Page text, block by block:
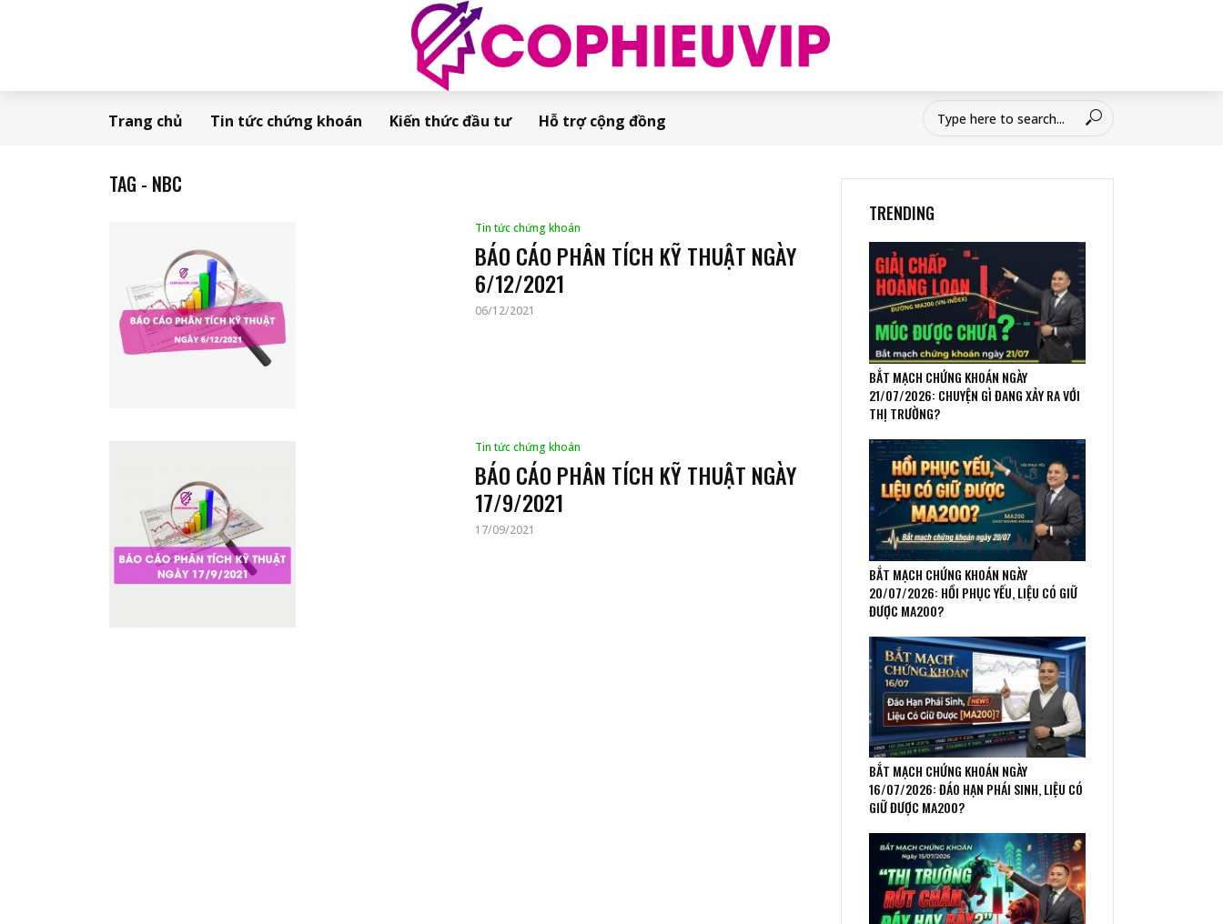
Trang chủ Tin tức chứng khoán Kiến thức đầu tư Hỗ trợ cộng đồng
TAG - NBC
Tin tức chứng khoán
BÁO CÁO PHÂN TÍCH KỸ THUẬT NGÀY
6/12/2021
06/12/2021
Tin tức chứng khoán
BÁO CÁO PHÂN TÍCH KỸ THUẬT NGÀY
17/9/2021
17/09/2021
TRENDING
BẮT MẠCH CHỨNG KHOÁN NGÀY
21/07/2026: CHUYỆN GÌ ĐANG XẢY RA VỚI
THỊ TRƯỜNG?
BẮT MẠCH CHỨNG KHOÁN NGÀY
20/07/2026: HỒI PHỤC YẾU, LIỆU CÓ GIỮ
ĐƯỢC MA200?
BẮT MẠCH CHỨNG KHOÁN NGÀY
16/07/2026: ĐÁO HẠN PHÁI SINH, LIỆU CÓ
GIỮ ĐƯỢC MA200?